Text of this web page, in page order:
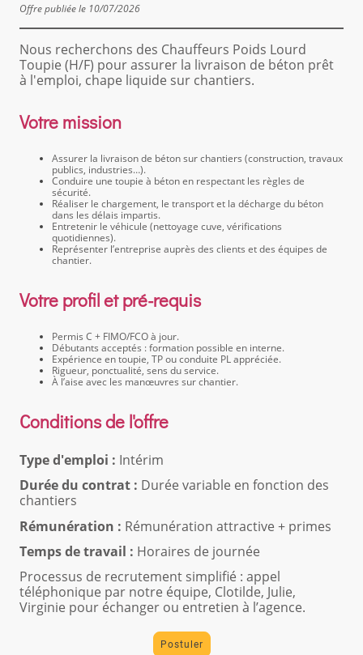
Offre publiée le 10/07/2026
Nous recherchons des Chauffeurs Poids Lourd
Toupie (H/F) pour assurer la livraison de béton prêt
à l'emploi, chape liquide sur chantiers.
Votre mission
Assurer la livraison de béton sur chantiers (construction, travaux
publics, industries…).
Conduire une toupie à béton en respectant les règles de
sécurité.
Réaliser le chargement, le transport et la décharge du béton
dans les délais impartis.
Entretenir le véhicule (nettoyage cuve, vérifications
quotidiennes).
Représenter l’entreprise auprès des clients et des équipes de
chantier.
Votre profil et pré-requis
Permis C + FIMO/FCO à jour.
Débutants acceptés : formation possible en interne.
Expérience en toupie, TP ou conduite PL appréciée.
Rigueur, ponctualité, sens du service.
À l’aise avec les manœuvres sur chantier.
Conditions de l'offre
Type d'emploi : Intérim
Durée du contrat : Durée variable en fonction des
chantiers
Rémunération : Rémunération attractive + primes
Temps de travail : Horaires de journée
Processus de recrutement simplifié : appel
téléphonique par notre équipe, Clotilde, Julie,
Virginie pour échanger ou entretien à l’agence.
Postuler